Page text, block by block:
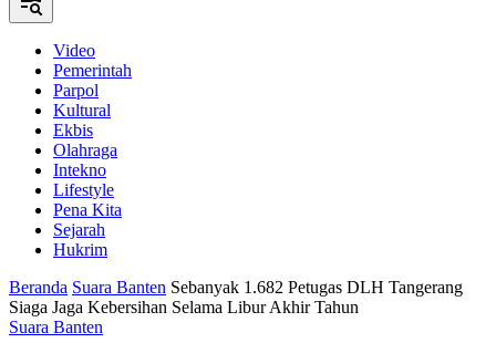
Video
Pemerintah
Parpol
Kultural
Ekbis
Olahraga
Intekno
Lifestyle
Pena Kita
Sejarah
Hukrim
Beranda Suara Banten Sebanyak 1.682 Petugas DLH Tangerang
Siaga Jaga Kebersihan Selama Libur Akhir Tahun
Suara Banten